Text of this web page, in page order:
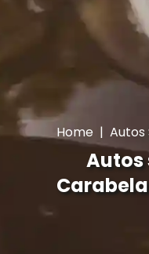
Home | Autos
Autos
Carabela